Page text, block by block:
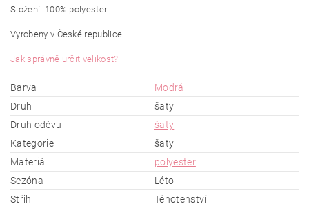
Složení: 100% polyester
Vyrobeny v České republice.
Jak správně určit velikost?
Barva
Modrá
Druh
šaty
Druh oděvu
šaty
Kategorie
šaty
Materiál
polyester
Sezóna
Léto
Střih
Těhotenství